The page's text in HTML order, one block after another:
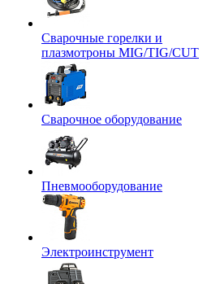
Сварочные горелки и
плазмотроны MIG/TIG/CUT
Сварочное оборудование
Пневмооборудование
Электроинструмент